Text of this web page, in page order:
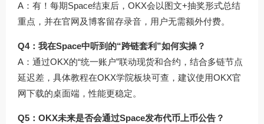
A：有！每期Space结束后，OKX会以图文+抽奖形式总结
重点，并在官网及博客留存录音，用户无需额外付费。
Q4：我在Space中听到的“跨链套利”如何实操？
A：通过OKX的“统一账户”联动现货和合约，结合多链节点
延迟差，具体教程在OKX学院板块可查，建议使用OKX官
网下载的桌面端，性能更稳定。
Q5：OKX未来是否会通过Space发布代币上币公告？